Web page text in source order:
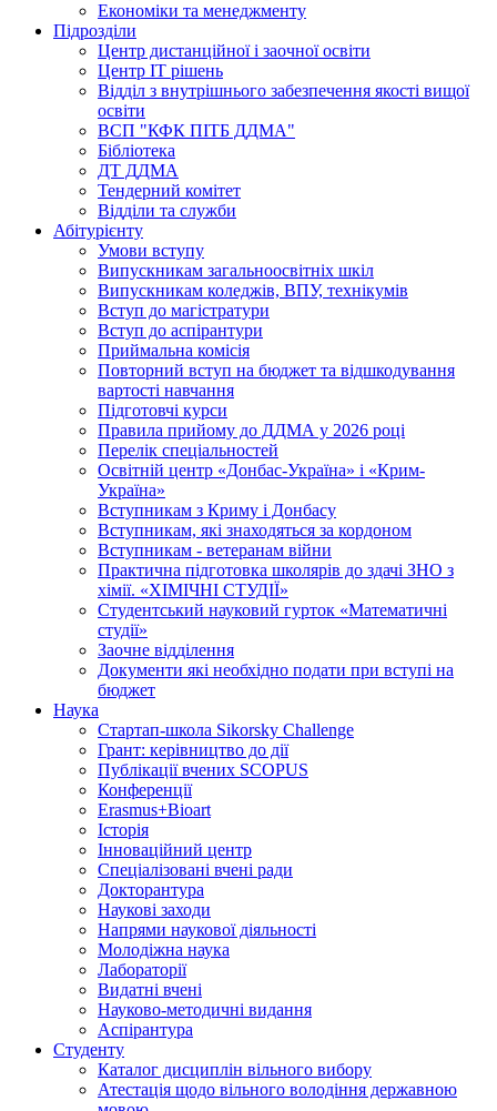
Економіки та менеджменту
Підрозділи
Центр дистанційної і заочної освіти
Центр ІТ рішень
Відділ з внутрішнього забезпечення якості вищої
освіти
ВСП "КФК ПІТБ ДДМА"
Бібліотека
ДТ ДДМА
Тендерний комітет
Відділи та служби
Абітурієнту
Умови вступу
Випускникам загальноосвітніх шкіл
Випускникам коледжів, ВПУ, технікумів
Вступ до магістратури
Вступ до аспірантури
Приймальна комісія
Повторний вступ на бюджет та відшкодування
вартості навчання
Підготовчі курси
Правила прийому до ДДМА у 2026 році
Перелік спеціальностей
Освітній центр «Донбас-Україна» і «Крим-
Україна»
Вступникам з Криму і Донбасу
Вступникам, які знаходяться за кордоном
Вступникам - ветеранам війни
Практична підготовка школярів до здачі ЗНО з
хімії. «ХІМІЧНІ СТУДІЇ»
Студентський науковий гурток «Математичні
студії»
Заочне відділення
Документи які необхідно подати при вступі на
бюджет
Наука
Стартап-школа Sikorsky Challenge
Грант: керівництво до дії
Публікації вчених SCOPUS
Конференції
Erasmus+Bioart
Історія
Інноваційний центр
Спеціалізовані вчені ради
Докторантура
Наукові заходи
Напрями наукової діяльності
Молодіжна наука
Лабораторії
Видатні вчені
Науково-методичні видання
Аспірантура
Студенту
Каталог дисциплін вільного вибору
Атестація щодо вільного володіння державною